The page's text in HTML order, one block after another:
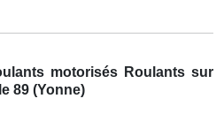
motorisés Roulants sur
89 (Yonne)